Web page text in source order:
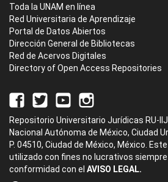
Toda la UNAM en línea
Red Universitaria de Aprendizaje
Portal de Datos Abiertos
Dirección General de Bibliotecas
Red de Acervos Digitales
Directory of Open Access Repositories
Repositorio Universitario Jurídicas RU-
Nacional Autónoma de México, Ciudad
P. 04510, Ciudad de México, México.
utilizado con fines no lucrativos
conformidad con el AVISO LEGAL.